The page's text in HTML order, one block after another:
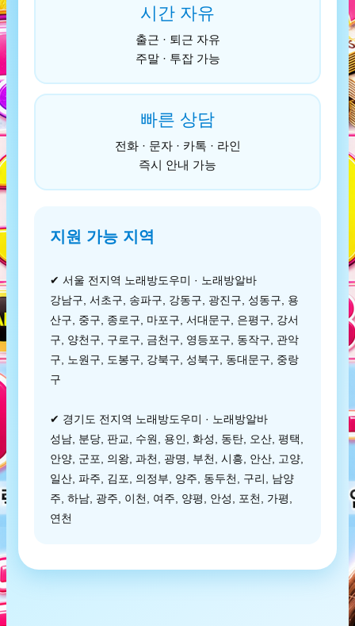
시간 자유
출근 · 퇴근 자유
주말 · 투잡 가능
빠른 상담
전화 · 문자 · 카톡 · 라인
즉시 안내 가능
지원 가능 지역
✔ 서울 전지역 노래방도우미 · 노래방알바
강남구, 서초구, 송파구, 강동구, 광진구, 성동구, 용
산구, 중구, 종로구, 마포구, 서대문구, 은평구, 강서
구, 양천구, 구로구, 금천구, 영등포구, 동작구, 관악
구, 노원구, 도봉구, 강북구, 성북구, 동대문구, 중랑
구
✔ 경기도 전지역 노래방도우미 · 노래방알바
성남, 분당, 판교, 수원, 용인, 화성, 동탄, 오산, 평택,
안양, 군포, 의왕, 과천, 광명, 부천, 시흥, 안산, 고양,
일산, 파주, 김포, 의정부, 양주, 동두천, 구리, 남양
주, 하남, 광주, 이천, 여주, 양평, 안성, 포천, 가평,
연천